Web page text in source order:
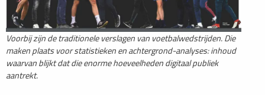
Voorbij zijn de traditionele verslagen van voetbalwedstrijden. Die
maken plaats voor statistieken en achtergrond-analyses: inhoud
waarvan blijkt dat die enorme hoeveelheden digitaal publiek
aantrekt.